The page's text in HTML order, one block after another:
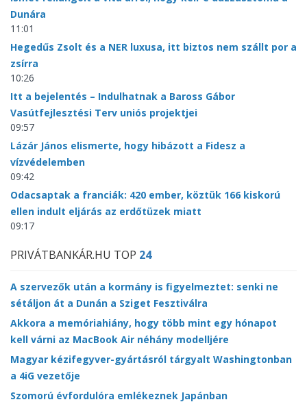
Dunára
11:01
Hegedűs Zsolt és a NER luxusa, itt biztos nem szállt por a
zsírra
10:26
Itt a bejelentés – Indulhatnak a Baross Gábor
Vasútfejlesztési Terv uniós projektjei
09:57
Lázár János elismerte, hogy hibázott a Fidesz a
vízvédelemben
09:42
Odacsaptak a franciák: 420 ember, köztük 166 kiskorú
ellen indult eljárás az erdőtüzek miatt
09:17
PRIVÁTBANKÁR.HU TOP 24
A szervezők után a kormány is figyelmeztet: senki ne
sétáljon át a Dunán a Sziget Fesztiválra
Akkora a memóriahiány, hogy több mint egy hónapot
kell várni az MacBook Air néhány modelljére
Magyar kézifegyver-gyártásról tárgyalt Washingtonban
a 4iG vezetője
Szomorú évfordulóra emlékeznek Japánban